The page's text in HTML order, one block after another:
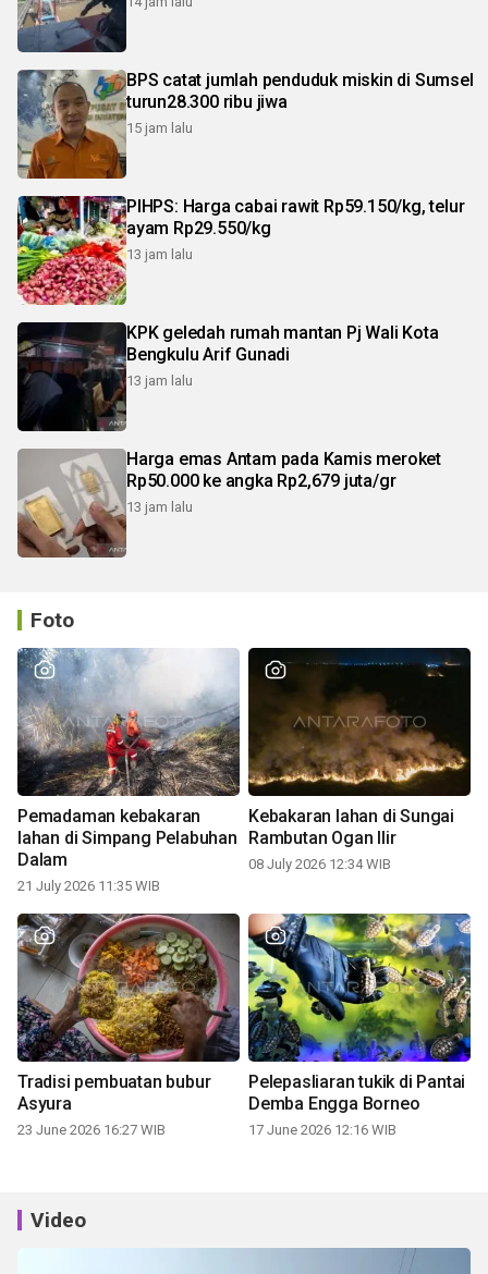
BPS catat jumlah penduduk miskin di Sumsel
turun28.300 ribu jiwa
15 jam lalu
PIHPS: Harga cabai rawit Rp59.150/kg, telur
ayam Rp29.550/kg
13 jam lalu
KPK geledah rumah mantan Pj Wali Kota
Bengkulu Arif Gunadi
13 jam lalu
Harga emas Antam pada Kamis meroket
Rp50.000 ke angka Rp2,679 juta/gr
13 jam lalu
Foto
Pemadaman kebakaran
lahan di Simpang Pelabuhan
Dalam
21 July 2026 11:35 WIB
Kebakaran lahan di Sungai
Rambutan Ogan Ilir
08 July 2026 12:34 WIB
Tradisi pembuatan bubur
Asyura
23 June 2026 16:27 WIB
Pelepasliaran tukik di Pantai
Demba Engga Borneo
17 June 2026 12:16 WIB
Video